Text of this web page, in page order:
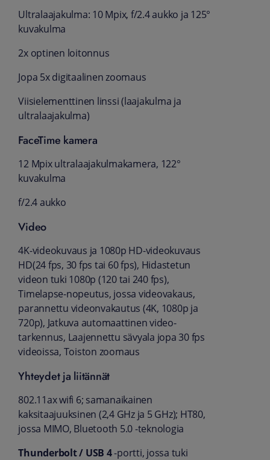
Ultralaajakulma: 10 Mpix, f/2.4 aukko ja 125°
kuvakulma
2x optinen loitonnus
Jopa 5x digitaalinen zoomaus
Viisielementtinen linssi (laajakulma ja
ultralaajakulma)
FaceTime kamera
12 Mpix ultra­laaja­kulma­kamera, 122°
kuvakulma
f/2.4 aukko
Video
4K-videokuvaus ja 1080p HD-videokuvaus
HD(24 fps, 30 fps tai 60 fps), Hidastetun
videon tuki 1080p (120 tai 240 fps),
Timelapse-nopeutus, jossa videovakaus,
parannettu videonvakautus (4K, 1080p ja
720p), Jatkuva automaattinen video­
tarkennus, Laajennettu sävyala jopa 30 fps
videoissa, Toiston zoomaus
Yhteydet ja liitännät
802.11ax wifi 6; samanaikainen
kaksitaajuuksinen (2,4 GHz ja 5 GHz); HT80,
jossa MIMO, Bluetooth 5.0 ‑teknologia
Thunderbolt / USB 4‑portti, jossa tuki